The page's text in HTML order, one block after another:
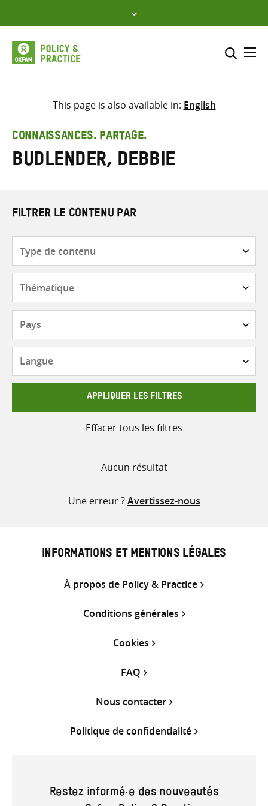
to
content
Sélectionner l’emplacement
Saisir
les
termes
This page is also available in: English
CONNAISSANCES. PARTAGE.
Budlender, Debbie
FILTRER LE CONTENU PAR
contenu
APPLIQUER LES FILTRES
Effacer tous les filtres
Aucun résultat
Une erreur ?Avertissez-nous
INFORMATIONS ET MENTIONS LÉGALES
À propos de Policy & Practice
Conditions générales
Cookies
FAQ
Nous contacter
Politique de confidentialité
Restez informé·e des nouveautés